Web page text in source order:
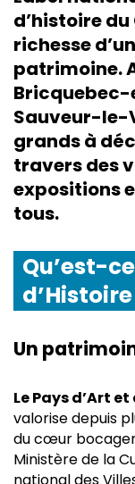
d’histoire
richesse
patrimoine.
Sauveur-le-
grands à
travers des
expositions
tous.
Qu’est-
Un
Le Pays d’Art
valorise depuis
du cœur bocager
Ministère de la